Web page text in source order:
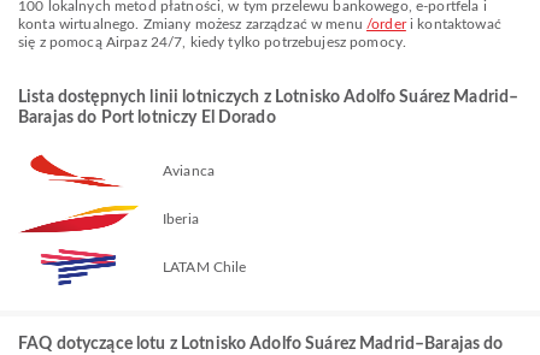
100 lokalnych metod płatności, w tym przelewu bankowego, e-portfela i
konta wirtualnego. Zmiany możesz zarządzać w menu /orderi kontaktować
się z pomocą Airpaz 24/7, kiedy tylko potrzebujesz pomocy.
Lista dostępnych linii lotniczych z Lotnisko Adolfo Suárez Madrid–
Barajas do Port lotniczy El Dorado
Avianca
Iberia
LATAM Chile
FAQ dotyczące lotu z Lotnisko Adolfo Suárez Madrid–Barajas do